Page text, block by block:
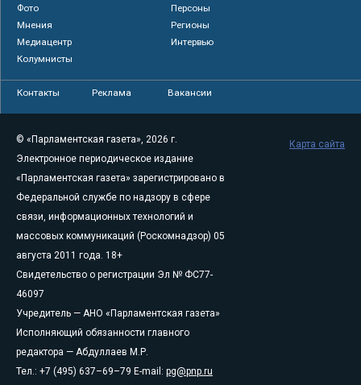
Фото
Персоны
Мнения
Регионы
Медиацентр
Интервью
Колумнисты
Контакты Реклама Вакансии
© «Парламентская газета», 2026 г.
Электронное периодическое издание
«Парламентская газета» зарегистрировано в
Федеральной службе по надзору в сфере
связи, информационных технологий и
массовых коммуникаций (Роскомнадзор) 05
августа 2011 года. 18+
Свидетельство о регистрации Эл № ФС77-
46097
Учредитель — АНО «Парламентская газета»
Исполняющий обязанности главного
редактора — Абдуллаев М.Р.
Тел.: +7 (495) 637–69–79 E-mail: pg@pnp.ru
Карта сайта